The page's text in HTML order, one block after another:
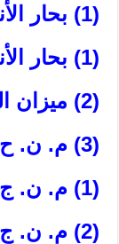
(1) بحار الأنوار، ج‏71، ص‏186.
(1) بحار الأنوار، ج‏71، ص‏187.
(2) ميزان الحكمة ح‏10243.
(3) م. ن. ح‏10248.
(1) م. ن. ج‏1، ص‏55.
(2) م. ن. ج‏1، ص‏402.